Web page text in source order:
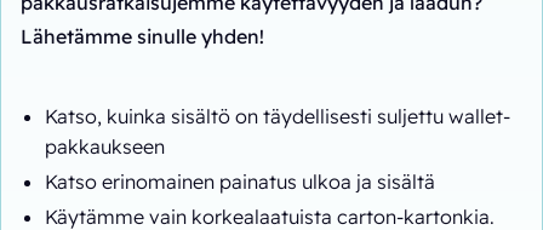
Lähetämme sinulle yhden!
Katso, kuinka sisältö on täydellisesti suljettu wallet-
pakkaukseen
Katso erinomainen painatus ulkoa ja sisältä
Käytämme vain korkealaatuista carton-kartonkia.